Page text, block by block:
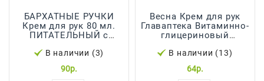
БАРХАТНЫЕ РУЧКИ
Крем для рук 80 мл.
ПИТАТЕЛЬНЫЙ с
В наличии (3)
90р.
Весна Крем для рук
Главаптека Витаминно-
глицериновый
В наличии (13)
64р.